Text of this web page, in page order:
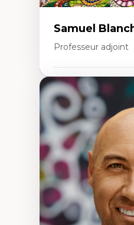
Samuel
Professeur adjoint
Expertises
Didactique des
d’enquête et culture
Éducation en milieu
construction
critique
Technologies
programmation
La langue dans
environnement
scientifique